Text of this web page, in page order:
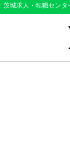
茨城求人・転職センタ